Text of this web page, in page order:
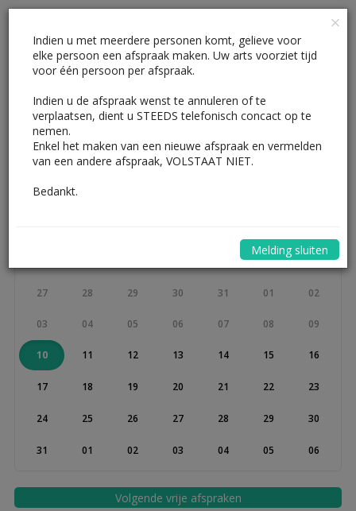
Indien u met meerdere personen komt, gelieve voor
elke persoon een afspraak maken. Uw arts voorziet tijd
voor één persoon per afspraak.
Indien u de afspraak wenst te annuleren of te
verplaatsen, dient u STEEDS telefonisch concact op te
nemen.
Enkel het maken van een nieuwe afspraak en vermelden
van een andere afspraak, VOLSTAAT NIET.
Bedankt.
Melding sluiten
BOEK EEN AFSPRAAK
Selecteer een
Vul uw gegevens
27 28 29 30 31 01 02
03 04 05 06 07 08 09
10 11 12 13 14 15 16
17 18 19 20 21 22 23
24 25 26 27 28 29 30
31 01 02 03 04 05 06
Volgende vrije afspraken